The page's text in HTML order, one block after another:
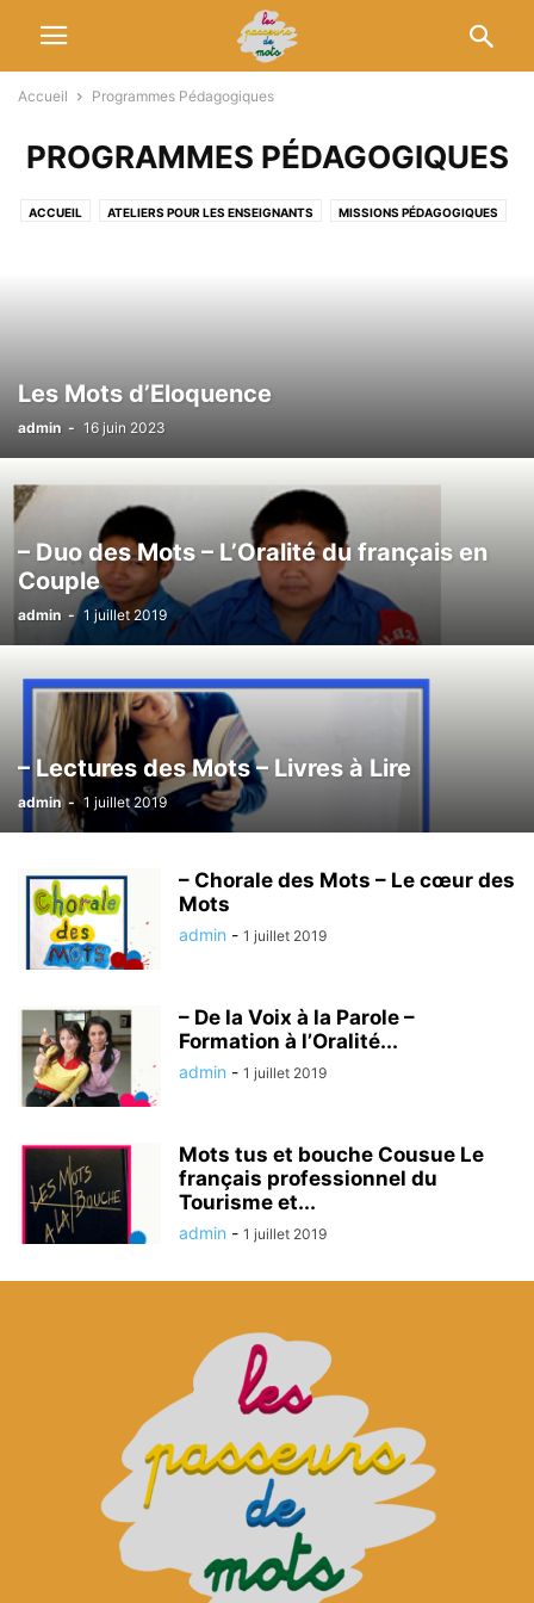
Accueil Programmes Pédagogiques
PROGRAMMES PÉDAGOGIQUES
ACCUEIL ATELIERS POUR LES ENSEIGNANTS MISSIONS PÉDAGOGIQUES
Les Mots d’Eloquence
admin - 16 juin 2023
– Duo des Mots – L’Oralité du français en
Couple
admin - 1 juillet 2019
– Lectures des Mots – Livres à Lire
admin - 1 juillet 2019
– Chorale des Mots – Le cœur des
Mots
admin - 1 juillet 2019
– De la Voix à la Parole –
Formation à l’Oralité...
admin - 1 juillet 2019
Mots tus et bouche Cousue Le
français professionnel du
Tourisme et...
admin - 1 juillet 2019